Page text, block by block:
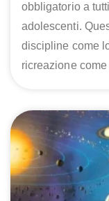
obbligatorio a
adolescenti.
discipline come
ricreazione